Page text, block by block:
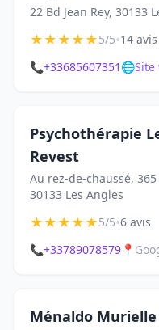
22 Bd Jean Rey, 30133
★★★★★5/5•14 avis
📞+33685607351 🌐Site
Psychothérapie
Revest
Au rez-de-chaussé,
30133 Les Angles
★★★★★5/5•6 avis
📞+33789078579 📍
Ménaldo Murielle